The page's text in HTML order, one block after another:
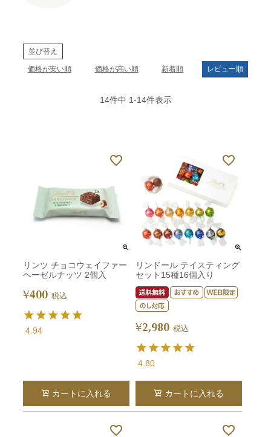
並び替え
価格が安い順 価格が高い順 新着順 レビュー順
14件中 1-14件表示
リンツ チョコウェイファー
ヘーゼルナッツ 2個入
¥400 税込
4.94
カートに入れる
リンドール テイスティング
セット15種16個入り
¥2,980 税込
4.80
カートに入れる